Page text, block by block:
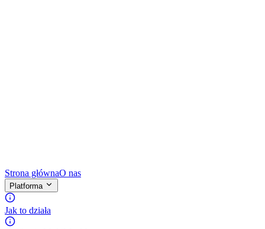
Strona głównaO nas
Platforma
Jak to działa